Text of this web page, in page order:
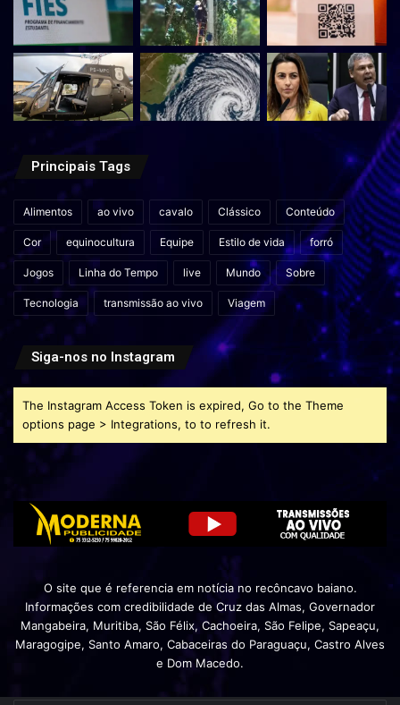
Principais Tags
Alimentos ao vivo cavalo Clássico Conteúdo
Cor equinocultura Equipe Estilo de vida forró
Jogos Linha do Tempo live Mundo Sobre
Tecnologia transmissão ao vivo Viagem
Siga-nos no Instagram
The Instagram Access Token is expired, Go to the Theme
options page > Integrations, to to refresh it.
O site que é referencia em notícia no recôncavo baiano.
Informações com credibilidade de Cruz das Almas, Governador
Mangabeira, Muritiba, São Félix, Cachoeira, São Felipe, Sapeaçu,
Maragogipe, Santo Amaro, Cabaceiras do Paraguaçu, Castro Alves
e Dom Macedo.